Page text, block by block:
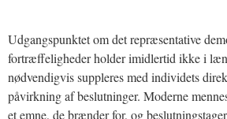
Udgangspunktet om det repræsentative
fortræffeligheder holder imidlertid ikke i
nødvendigvis suppleres med individets
påvirkning af beslutninger. Moderne
et emne, de brænder for, og